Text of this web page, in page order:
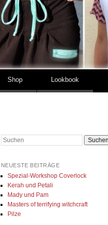
Shop Lookbook
Suchen
NEUESTE BEITRÄGE
Spezial-Workshop Coverlock
Kerah und Petali
Mady und Pam
Masters of terrifying witchcraft
Pilze